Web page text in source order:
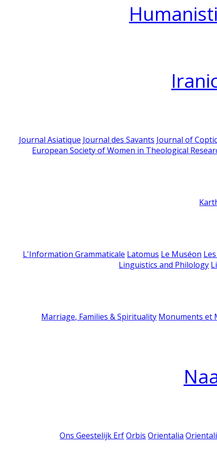
Journal Asiatique Journal des Savants Journal of
European Society of Women in Theological
L'Information Grammaticale Latomus Le Muséon
Linguistics and Philology
Marriage, Families & Spirituality Monuments et
Ons Geestelijk Erf Orbis Orientalia